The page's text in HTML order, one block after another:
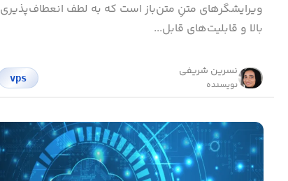
ویرایشگرهای متنِ متن‌باز است که به لطف انعطاف‌پذیری
بالا و قابلیت‌های قابل‌...
نسرین شریفی
نویسنده
vps